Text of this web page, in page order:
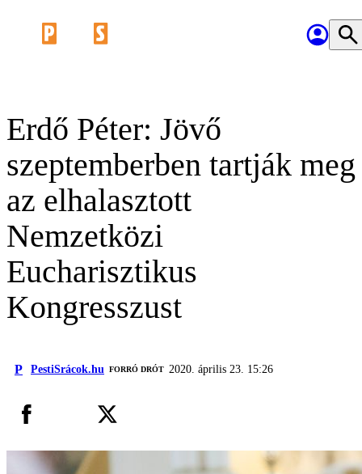
Erdő Péter: Jövő
szeptemberben tartják meg
az elhalasztott
Nemzetközi
Eucharisztikus
Kongresszust
P PestiSrácok.hu FORRÓ DRÓT 2020. április 23. 15:26